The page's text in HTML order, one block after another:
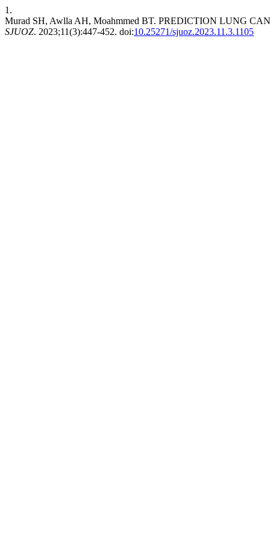
1.
Murad SH, Awlla AH, Moahmmed BT. PREDICTION LUNG
SJUOZ. 2023;11(3):447-452. doi:10.25271/sjuoz.2023.11.3.1105